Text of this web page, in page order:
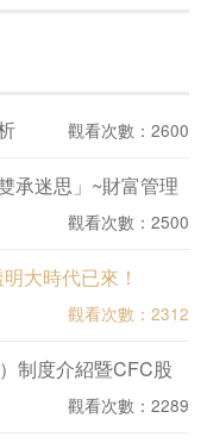
觀看次數：2600
承迷思」~財富管理
觀看次數：2500
大時代已來！
觀看次數：2312
制度介紹暨CFC股
觀看次數：2289